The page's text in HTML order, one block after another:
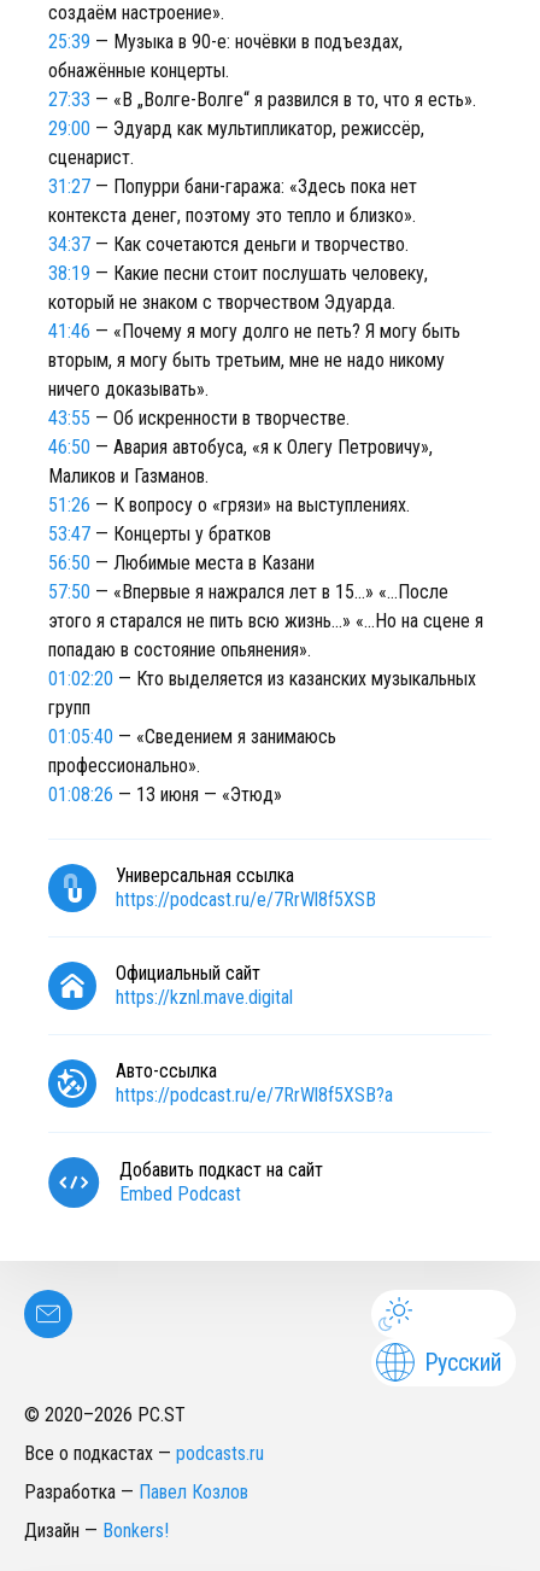
создаём настроение».
25:39 — Музыка в 90-е: ночёвки в подъездах,
обнажённые концерты.
27:33 — «В „Волге-Волге“ я развился в то, что я есть».
29:00 — Эдуард как мультипликатор, режиссёр,
сценарист.
31:27 — Попурри бани-гаража: «Здесь пока нет
контекста денег, поэтому это тепло и близко».
34:37 — Как сочетаются деньги и творчество.
38:19 — Какие песни стоит послушать человеку,
который не знаком с творчеством Эдуарда.
41:46 — «Почему я могу долго не петь? Я могу быть
вторым, я могу быть третьим, мне не надо никому
ничего доказывать».
43:55 — Об искренности в творчестве.
46:50 — Авария автобуса, «я к Олегу Петровичу»,
Маликов и Газманов.
51:26 — К вопросу о «грязи» на выступлениях.
53:47 — Концерты у братков
56:50 — Любимые места в Казани
57:50 — «Впервые я нажрался лет в 15...» «…После
этого я старался не пить всю жизнь...» «…Но на сцене я
попадаю в состояние опьянения».
01:02:20 — Кто выделяется из казанских музыкальных
групп
01:05:40 — «Сведением я занимаюсь
профессионально».
01:08:26 — 13 июня — «Этюд»
Универсальная ссылка
https://podcast.ru/e/7RrWl8f5XSB
Официальный сайт
https://kznl.mave.digital
Авто-ссылка
https://podcast.ru/e/7RrWl8f5XSB?a
Добавить подкаст на сайт
Embed Podcast
Русский
© 2020–2026 PC.ST
Все о подкастах — podcasts.ru
Разработка — Павел Козлов
Дизайн — Bonkers!